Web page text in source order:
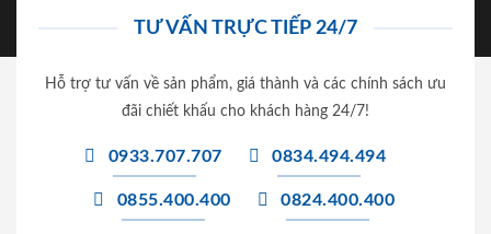
TƯ VẤN TRỰC TIẾP 24/7
Hỗ trợ tư vấn về sản phẩm, giá thành và các chính sách ưu
đãi chiết khấu cho khách hàng 24/7!
0933.707.707 0834.494.494
0855.400.400 0824.400.400